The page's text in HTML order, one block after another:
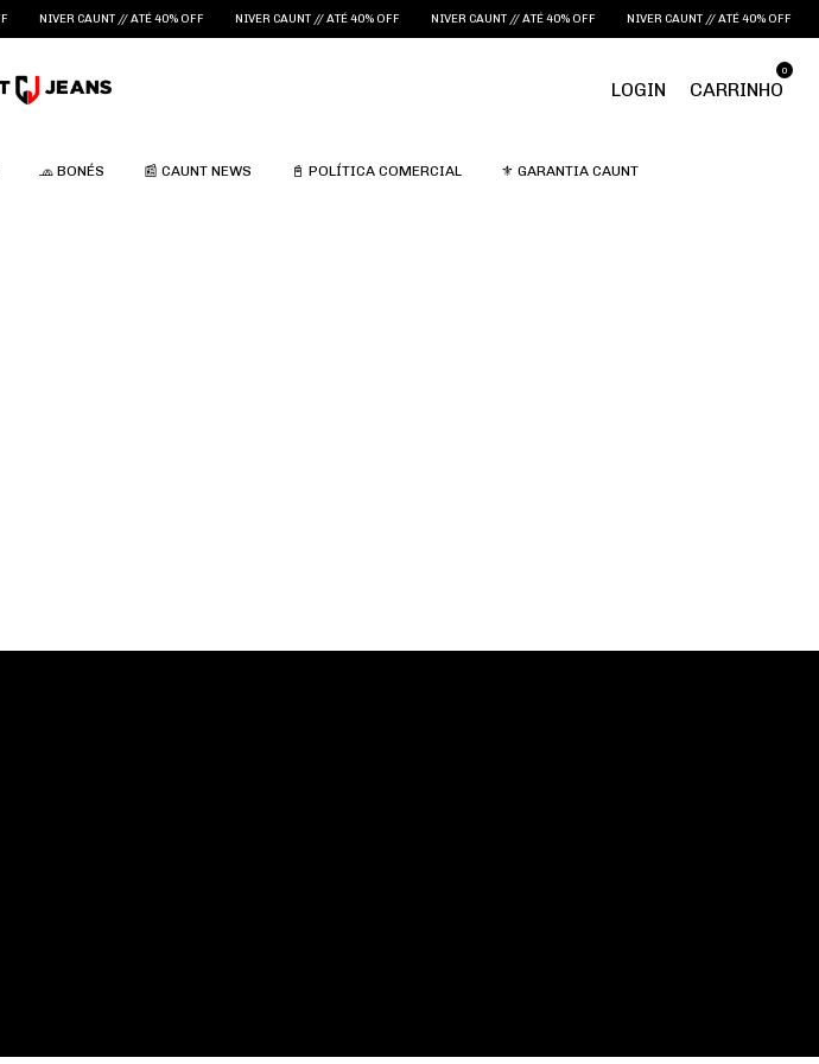
NIVER CAUNT // ATÉ 40% OFF NIVER CAUNT // ATÉ 40% OFF NIVER CAUNT // ATÉ 40% OFF NIVER CAUNT // ATÉ 40% OFF
LOGIN CARRINHO
0
🧢 BONÉS 📰 CAUNT NEWS 📓 POLÍTICA COMERCIAL ⚜️ GARANTIA CAUNT